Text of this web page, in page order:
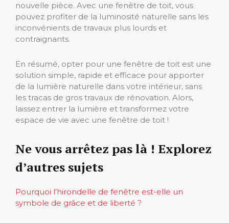
nouvelle pièce. Avec une fenêtre de toit, vous
pouvez profiter de la luminosité naturelle sans les
inconvénients de travaux plus lourds et
contraignants.
En résumé, opter pour une fenêtre de toit est une
solution simple, rapide et efficace pour apporter
de la lumière naturelle dans votre intérieur, sans
les tracas de gros travaux de rénovation. Alors,
laissez entrer la lumière et transformez votre
espace de vie avec une fenêtre de toit !
Ne vous arrêtez pas là ! Explorez
d’autres sujets
Pourquoi l’hirondelle de fenêtre est-elle un
symbole de grâce et de liberté ?